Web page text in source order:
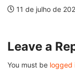
11 de julho de
Leave a
You must be logged